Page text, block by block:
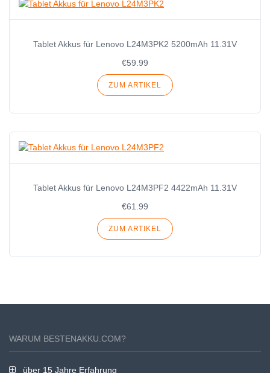
Tablet Akkus für Lenovo L24M3PK2 5200mAh 11.31V
€59.99
ZUM ARTIKEL
Tablet Akkus für Lenovo L24M3PF2 4422mAh 11.31V
€61.99
ZUM ARTIKEL
WARUM BESTENAKKU.COM?
über 15 Jahre Erfahrung